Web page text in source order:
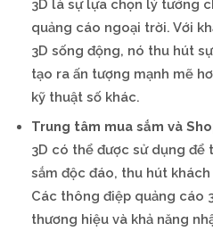
3D là sự lựa chọn lý tưởng
quảng cáo ngoại trời. Với
3D sống động, nó thu hút
tạo ra ấn tượng mạnh mẽ
kỹ thuật số khác.
Trung tâm mua sắm và
3D có thể được sử dụng để
sắm độc đáo, thu hút
Các thông điệp quảng cáo
thương hiệu và khả năng